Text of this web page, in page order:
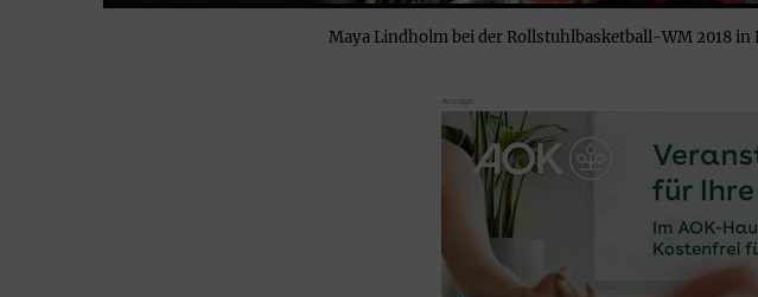
Maya Lindholm bei der Rollstuhlbasketball-WM 2018 in